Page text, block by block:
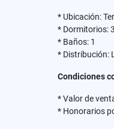
* Ubicación:
* Dormitorios: 3
* Baños: 1
* Distribución:
Condiciones
* Valor de
* Honorarios